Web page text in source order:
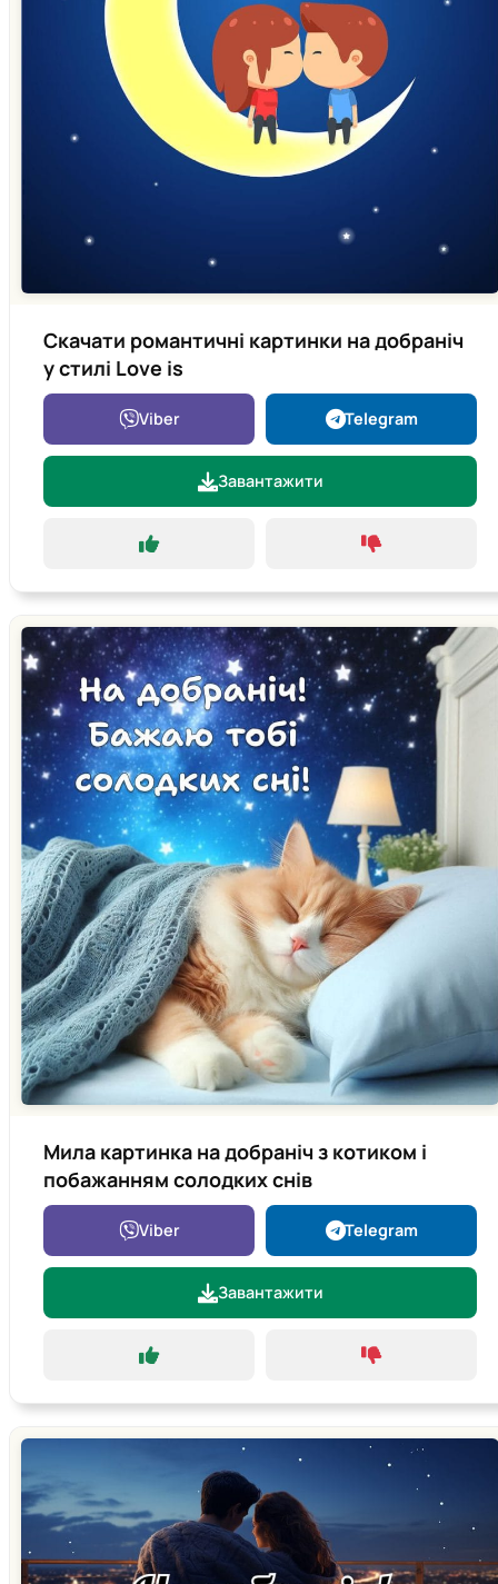
Скачати романтичні картинки на добраніч
у стилі Love is
Viber Telegram
Завантажити
Мила картинка на добраніч з котиком і
побажанням солодких снів
Viber Telegram
Завантажити